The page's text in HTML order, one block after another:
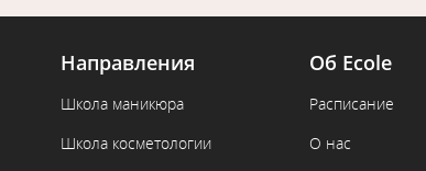
Направления
Школа маникюра
Школа косметологии
Об Ecole
Расписание
О нас